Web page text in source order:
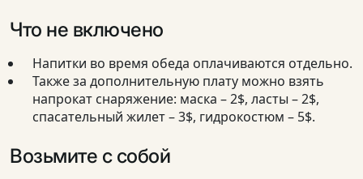
Что не включено
Напитки во время обеда оплачиваются отдельно.
Также за дополнительную плату можно взять
напрокат снаряжение: маска – 2$, ласты – 2$,
спасательный жилет – 3$, гидрокостюм – 5$.
Возьмите с собой